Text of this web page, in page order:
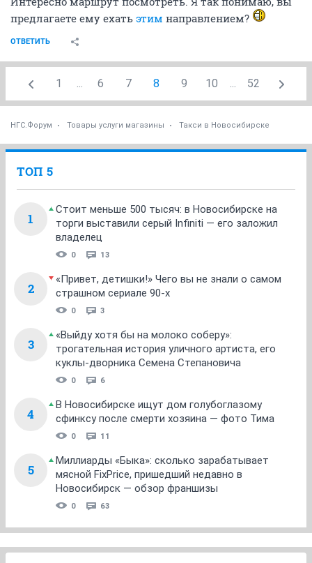
предлагаете ему ехать этим направлением?
ОТВЕТИТЬ
1 ... 6 7 8 9 10 ... 52
НГС.Форум Товары услуги магазины Такси в Новосибирске
ТОП 5
1
Стоит меньше 500 тысяч: в Новосибирске на
торги выставили серый Infiniti — его заложил
владелец
0 13
2
«Привет, детишки!» Чего вы не знали о самом
страшном сериале 90-х
0 3
3
«Выйду хотя бы на молоко соберу»:
трогательная история уличного артиста, его
куклы-дворника Семена Степановича
0 6
4
В Новосибирске ищут дом голубоглазому
сфинксу после смерти хозяина — фото Тима
0 11
5
Миллиарды «Быка»: сколько зарабатывает
мясной FixPrice, пришедший недавно в
Новосибирск — обзор франшизы
0 63